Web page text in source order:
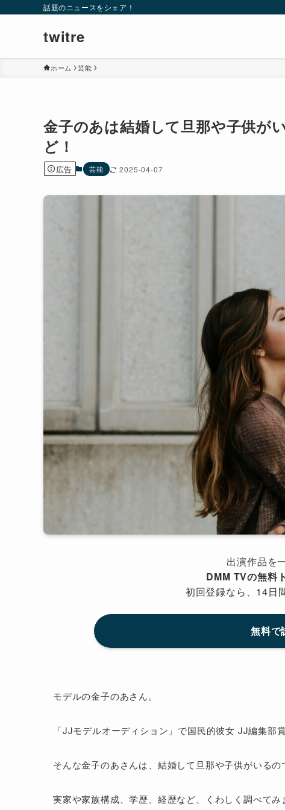
話題のニュースをシェア！
twitre
ホーム 芸能
金子のあは結婚して旦那や子供が
ど！
広告 芸能 2025-04-07
出演作品を
DMM TVの無料
初回登録なら、14日
無料
モデルの金子のあさん。
「JJモデルオーディション」で国民的彼女 JJ編集部
そんな金子のあさんは、結婚して旦那や子供がいるの
実家や家族構成、学歴、経歴など、くわしく調べてみ